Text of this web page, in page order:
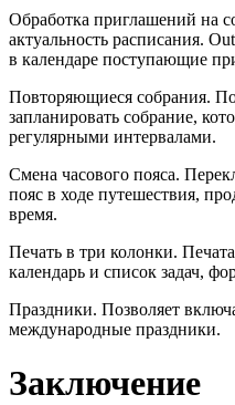
Обработка приглашений на
актуальность расписания.
в календаре поступающие
Повторяющиеся собрания.
запланировать собрание,
регулярными интервалами.
Смена часового пояса.
пояс в ходе путешествия,
время.
Печать в три колонки.
календарь и список задач,
Праздники. Позволяет
международные праздники.
Заключение